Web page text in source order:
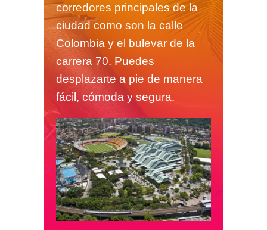
corredores principales de la
ciudad como son la calle
Colombia y el bulevar de la
carrera 70. Puedes
desplazarte a pie de manera
fácil, cómoda y segura.